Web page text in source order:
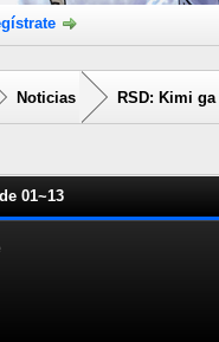
Noticias RSD: Kimi
01~13